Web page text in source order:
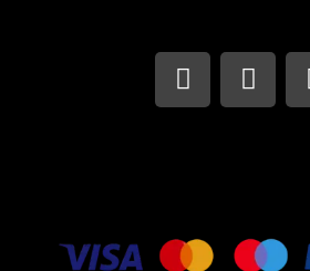
I
n
s
r
a
T
w
i
r